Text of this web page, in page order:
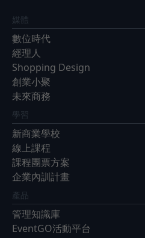
媒體
數位時代
經理人
Shopping Design
創業小聚
未來商務
學習
新商業學校
線上課程
課程團票方案
企業內訓計畫
產品
管理知識庫
EventGO活動平台